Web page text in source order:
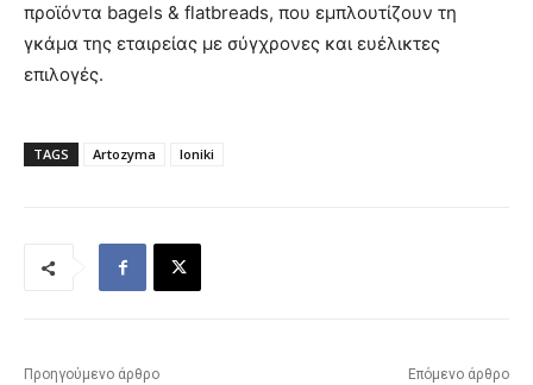
προϊόντα bagels & flatbreads, που εμπλουτίζουν τη
γκάμα της εταιρείας με σύγχρονες και ευέλικτες
επιλογές.
TAGS Artozyma Ioniki
Προηγούμενο άρθρο Επόμενο άρθρο